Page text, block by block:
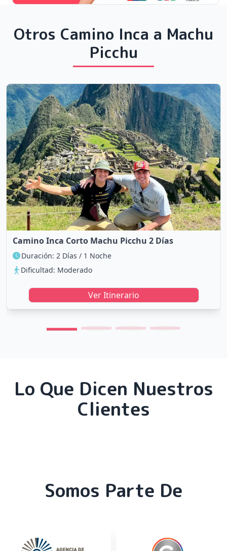
Otros Camino Inca a Machu
Picchu
Camino Inca Corto Machu Picchu 2 Días
Duración: 2 Días / 1 Noche
Dificultad: Moderado
Ver Itinerario
Lo Que Dicen Nuestros
Clientes
Somos Parte De